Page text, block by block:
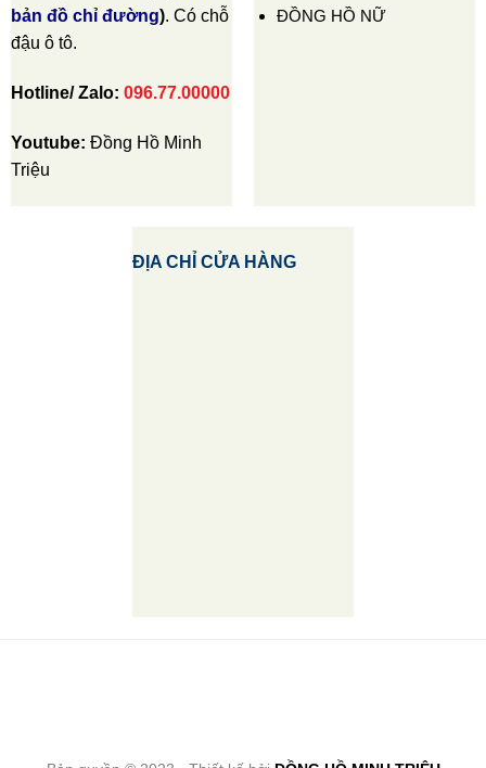
bản đồ chỉ đường). Có chỗ
đậu ô tô.
Hotline/ Zalo: 096.77.00000
Youtube: Đồng Hồ Minh
Triệu
ĐỒNG HỒ NỮ
ĐỊA CHỈ CỬA HÀNG